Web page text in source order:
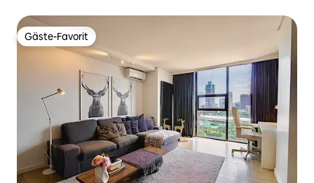
Gäste-Favorit
Gäste-Favorit